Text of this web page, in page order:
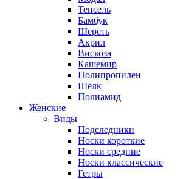
Тенсель
Бамбук
Шерсть
Акрил
Вискоза
Кашемир
Полипропилен
Шёлк
Полиамид
Женские
Виды
Подследники
Носки короткие
Носки средние
Носки классические
Гетры